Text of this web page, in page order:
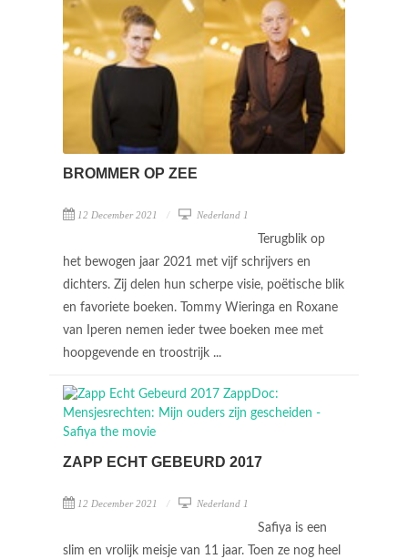
BROMMER OP ZEE
12 December 2021 Nederland 1
Terugblik op
het bewogen jaar 2021 met vijf schrijvers en
dichters. Zij delen hun scherpe visie, poëtische blik
en favoriete boeken. Tommy Wieringa en Roxane
van Iperen nemen ieder twee boeken mee met
hoopgevende en troostrijk ...
ZAPP ECHT GEBEURD 2017
12 December 2021 Nederland 1
Safiya is een
slim en vrolijk meisje van 11 jaar. Toen ze nog heel